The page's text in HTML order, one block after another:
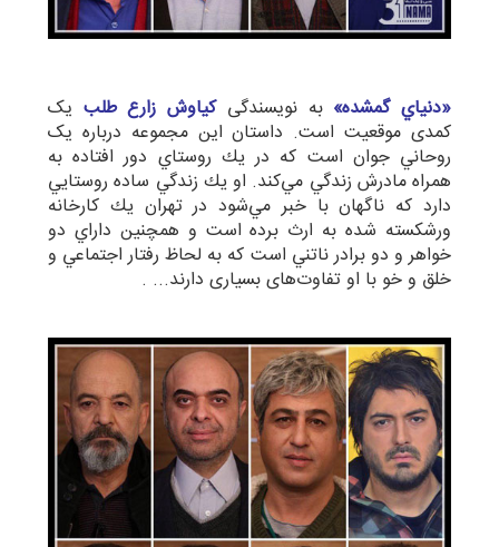
«دنياي گمشده» به نویسندگیکیاوش زارع طلب یک
کمدی موقعیت است. داستان این مجموعه درباره یک
روحاني جوان است كه در يك روستاي دور افتاده به
همراه مادرش زندگي مي‌كند. او يك زندگي ساده روستايي
دارد كه ناگهان با خبر مي‌شود در تهران يك كارخانه
ورشکسته شده به ارث برده است و همچنين داراي دو
خواهر و دو برادر ناتني است كه به لحاظ رفتار اجتماعي و
خلق و خو با او تفاوت‌های بسیاری دارند... .